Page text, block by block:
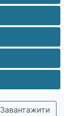
Завантажити